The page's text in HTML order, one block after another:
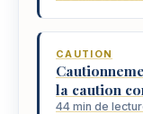
CAUTION
la caution
44 min de